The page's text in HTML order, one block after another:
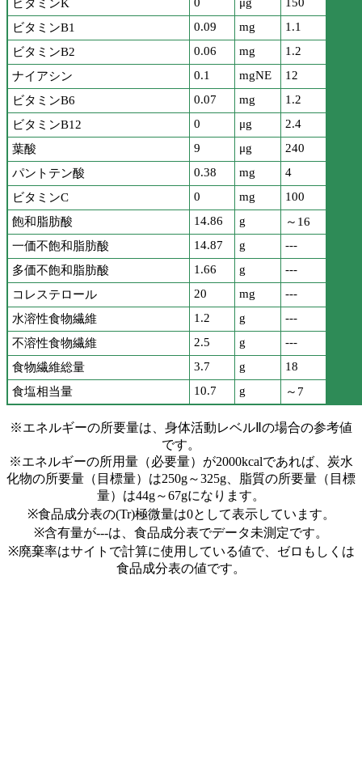
ビタミンK
0 μg
150
ビタミンB1
0.09 mg
1.1
ビタミンB2
0.06 mg
1.2
ナイアシン
0.1 mgNE
12
ビタミンB6
0.07 mg
1.2
ビタミンB12
0 μg
2.4
葉酸
9 μg
240
パントテン酸
0.38 mg
4
ビタミンC
0 mg
100
飽和脂肪酸
14.86 g
～16
一価不飽和脂肪酸
14.87 g
---
多価不飽和脂肪酸
1.66 g
---
コレステロール
20 mg
---
水溶性食物繊維
1.2 g
---
不溶性食物繊維
2.5 g
---
食物繊維総量
3.7 g
18
食塩相当量
10.7 g ～7
※エネルギーの所要量は、身体活動レベルⅡの場合の参考値
です。
※エネルギーの所用量（必要量）が2000kcalであれば、炭水
化物の所要量（目標量）は250g～325g、脂質の所要量（目標
量）は44g～67gになります。
※食品成分表の(Tr)極微量は0として表示しています。
※含有量が---は、食品成分表でデータ未測定です。
※廃棄率はサイトで計算に使用している値で、ゼロもしくは
食品成分表の値です。